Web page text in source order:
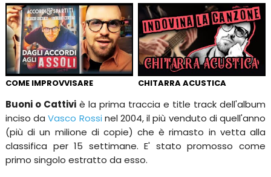
COME IMPROVVISARE CHITARRA ACUSTICA
Buoni o Cattiviè la prima traccia e title track dell'album
inciso daVasco Rossi nel 2004, il più venduto di quell'anno
(più di un milione di copie) che è rimasto in vetta alla
classifica per 15 settimane. E' stato promosso come
primo singolo estratto da esso.